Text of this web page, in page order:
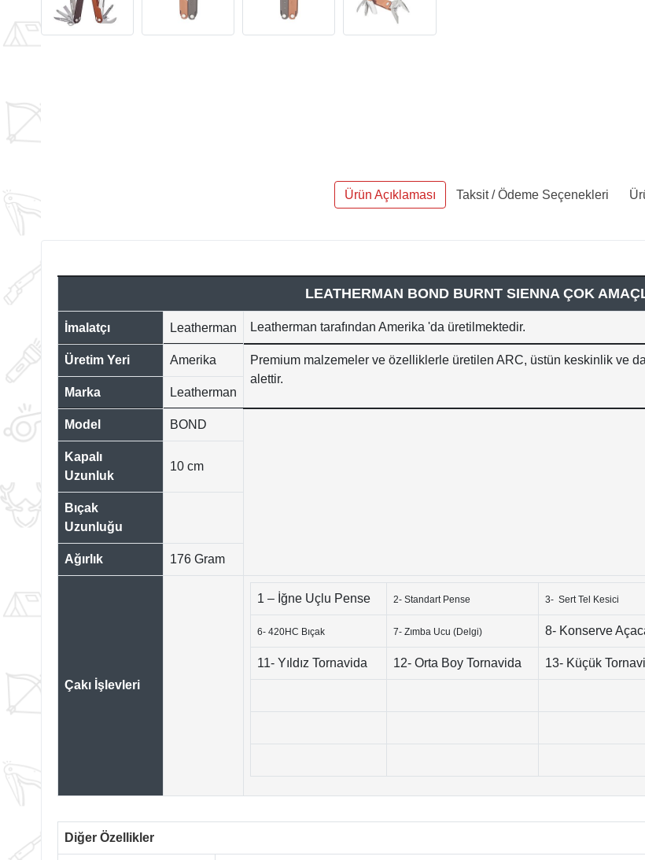
Ürün Açıklaması Taksit / Ödeme Seçenekleri
LEATHERMAN BOND BURNT SIENNA ÇOK
İmalatçı Leatherman Leatherman tarafından Amerika 'da üretilmektedir.
Üretim Yeri Amerika
Premium malzemeler ve özelliklerle üretilen ARC, üstün keskinlik ve
alettir.
Marka
Leatherman
Model BOND
Kapalı
Uzunluk
10 cm
Bıçak
Uzunluğu
Ağırlık 176 Gram
Çakı İşlevleri
1 – İğne Uçlu Pense 2- Standart Pense 3- Sert Tel Kesici
6- 420HC Bıçak 7- Zımba Ucu (Delgi) 8- Konserve
11- Yıldız Tornavida 12- Orta Boy Tornavida 13- Küçük
Diğer Özellikler